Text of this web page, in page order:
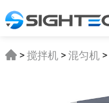
>搅拌机>混匀机>